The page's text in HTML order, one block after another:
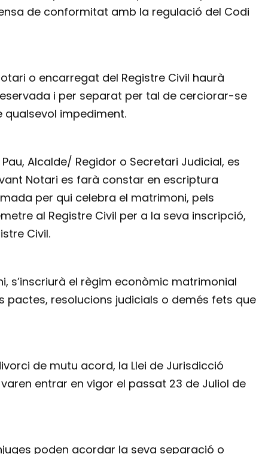
de conformitat amb la regulació del Codi
o encarregat del Registre Civil haurà
i per separat per tal de cerciorar-se
impediment.
Alcalde/ Regidor o Secretari Judicial, es
Notari es farà constar en escriptura
per qui celebra el matrimoni, pels
al Registre Civil per a la seva inscripció,
Civil.
s’inscriurà el règim econòmic matrimonial
pactes, resolucions judicials o demés fets que
de mutu acord, la Llei de Jurisdicció
entrar en vigor el passat 23 de Juliol de
poden acordar la seva separació o